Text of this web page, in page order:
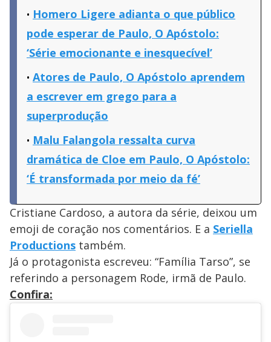
Homero Ligere adianta o que público
pode esperar de Paulo, O Apóstolo:
‘Série emocionante e inesquecível’
Atores de Paulo, O Apóstolo aprendem
a escrever em grego para a
superprodução
Malu Falangola ressalta curva
dramática de Cloe em Paulo, O Apóstolo:
‘É transformada por meio da fé’
Cristiane Cardoso, a autora da série, deixou um
emoji de coração nos comentários. E a Seriella
Productions também.
Já o protagonista escreveu: “Família Tarso”, se
referindo a personagem Rode, irmã de Paulo.
Confira: